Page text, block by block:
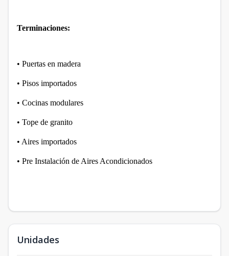
Terminaciones:
• Puertas en madera
• Pisos importados
• Cocinas modulares
• Tope de granito
• Aires importados
• Pre Instalación de Aires Acondicionados
Unidades